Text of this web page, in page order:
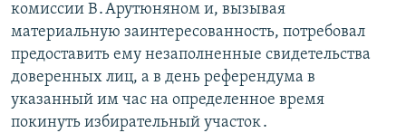
комиссии В․Арутюняном и, вызывая
материальную заинтересованность, потребовал
предоставить ему незаполненные свидетельства
доверенных лиц, а в день референдума в
указанный им час на определенное время
покинуть избирательный участок․